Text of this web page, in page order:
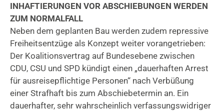
INHAFTIERUNGEN VOR ABSCHIEBUNGEN WERDEN
ZUM NORMALFALL
Neben dem geplanten Bau werden zudem repressive
Freiheitsentzüge als Konzept weiter vorangetrieben:
Der Koalitionsvertrag auf Bundesebene zwischen
CDU, CSU und SPD kündigt einen „dauerhaften Arrest
für ausreisepflichtige Personen“ nach Verbüßung
einer Strafhaft bis zum Abschiebetermin an. Ein
dauerhafter, sehr wahrscheinlich verfassungswidriger